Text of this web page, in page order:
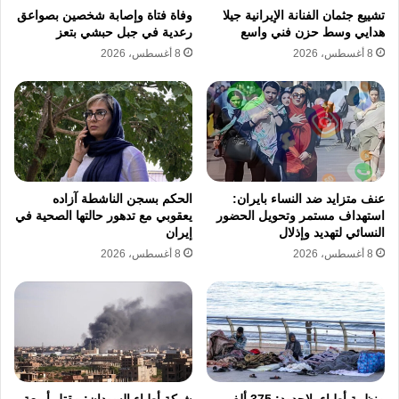
المطلوب من المؤسسات المعنية بتمكين المرأة
وحمايتها، ويؤكد اتحاد إعلام المرأة أن التركيز على
نقل صوت الناس وتطلعاتهم بصدق ومسؤولية واجه
الكثير من التحديات الميدانية الصعبة التي أثرت
بشكل مباشر على الوضع الصحي والنفسي للراحلة
حتى لحظة رحيلها المفاجئ.
يتهم اتحاد إعلام المرأة الجهات المسؤولة
بالتقاعس عن توفير مراكز طبية متقدمة قادرة
على التعامل مع الحالات الحرجة مثل الجلطات
الدماغية في وقت مناسب، ويشير اتحاد إعلام
المرأة إلى أن هذا التقصير المؤسسي يسهم بشكل
مباشر في تفاقم الحالات المرضية البسيطة
تشييع جثمان الفنانة الإيرانية جيلا
هدايي وسط حزن فني واسع
8 أغسطس، 2026
وفاة فتاة وإصابة شخصين بصواعق
رعدية في جبل حبشي بتعز
8 أغسطس، 2026
عنف متزايد ضد النساء بايران:
استهداف مستمر وتحويل الحضور
النسائي لتهديد وإذلال
8 أغسطس، 2026
الحكم بسجن الناشطة آزاده
يعقوبي مع تدهور حالتها الصحية في
إيران
8 أغسطس، 2026